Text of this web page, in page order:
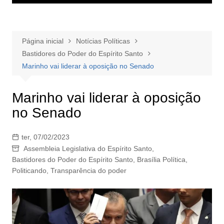
Página inicial
Notícias Políticas
Bastidores do Poder do Espírito Santo
Marinho vai liderar à oposição no Senado
Marinho vai liderar à oposição
no Senado
ter, 07/02/2023
Assembleia Legislativa do Espírito Santo,
Bastidores do Poder do Espírito Santo, Brasília Política,
Politicando, Transparência do poder